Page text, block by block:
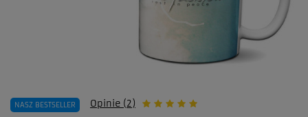
NASZ BESTSELLER Opinie (2)